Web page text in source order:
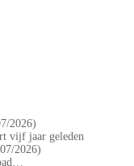
2026)
2026)